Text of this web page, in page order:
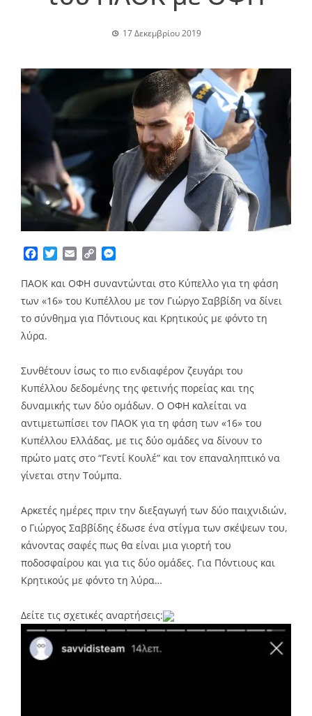
17 Δεκεμβρίου 2019
Facebook
TwitterEmailCopy
ΠΑΟΚ και ΟΦΗ συναντώνται στο Κύπελλο για τη φάση
των «16» του Κυπέλλου με τον Γιώργο Σαββίδη να δίνει
το σύνθημα για Πόντιους και Κρητικούς με φόντο τη
λύρα.
Συνθέτουν ίσως το πιο ενδιαφέρον ζευγάρι του
Κυπέλλου δεδομένης της φετινής πορείας και της
δυναμικής των δύο ομάδων. Ο ΟΦΗ καλείται να
αντιμετωπίσει τον ΠΑΟΚ για τη φάση των «16» του
Κυπέλλου Ελλάδας, με τις δύο ομάδες να δίνουν το
πρώτο ματς στο “Γεντί Κουλέ” και τον επαναληπτικό να
γίνεται στην Τούμπα.
Αρκετές ημέρες πριν την διεξαγωγή των δύο παιχνιδιών,
ο Γιώργος Σαββίδης έδωσε ένα στίγμα των σκέψεων του,
κάνοντας σαφές πως θα είναι μια γιορτή του
ποδοσφαίρου και για τις δύο ομάδες. Για Πόντιους και
Κρητικούς με φόντο τη λύρα…
Δείτε τις σχετικές αναρτήσεις: